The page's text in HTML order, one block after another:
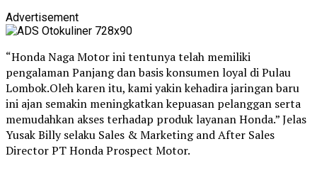
Advertisement
“Honda Naga Motor ini tentunya telah memiliki
pengalaman Panjang dan basis konsumen loyal di Pulau
Lombok.Oleh karen itu, kami yakin kehadira jaringan baru
ini ajan semakin meningkatkan kepuasan pelanggan serta
memudahkan akses terhadap produk layanan Honda.” Jelas
Yusak Billy selaku Sales & Marketing and After Sales
Director PT Honda Prospect Motor.